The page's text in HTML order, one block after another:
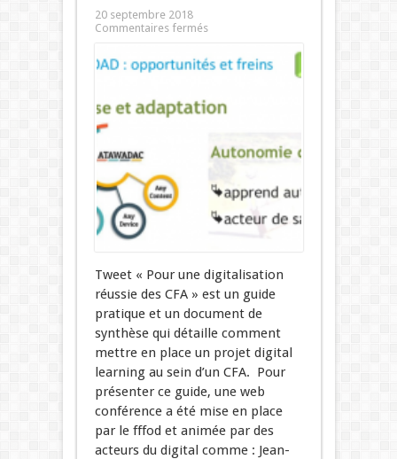
20 septembre 2018
Commentaires fermés
Tweet « Pour une digitalisation
réussie des CFA » est un guide
pratique et un document de
synthèse qui détaille comment
mettre en place un projet digital
learning au sein d’un CFA. Pour
présenter ce guide, une web
conférence a été mise en place
par le fffod et animée par des
acteurs du digital comme : Jean-